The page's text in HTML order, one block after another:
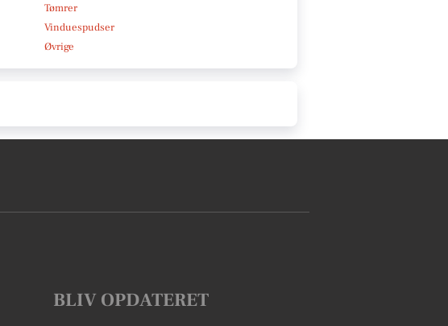
Tømrer
Vinduespudser
Øvrige
BLIV OPDATERET